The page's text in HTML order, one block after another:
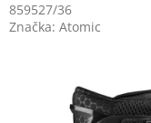
859527/36
Značka: Atomic